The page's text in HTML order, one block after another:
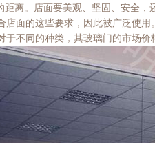
距离。店面要美观、坚固、安全
店面的这些要求，因此被广泛使
于不同的种类，其玻璃门的市场